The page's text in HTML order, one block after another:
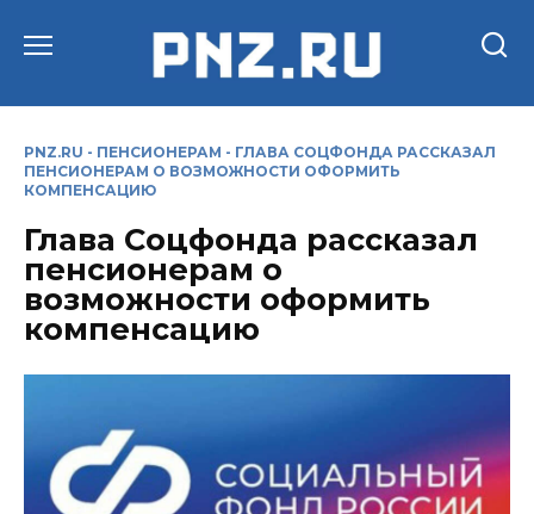
PNZ.RU - ПЕНСИОНЕРАМ - ГЛАВА СОЦФОНДА РАССКАЗАЛ
ПЕНСИОНЕРАМ О ВОЗМОЖНОСТИ ОФОРМИТЬ
КОМПЕНСАЦИЮ
Глава Соцфонда рассказал
пенсионерам о
возможности оформить
компенсацию